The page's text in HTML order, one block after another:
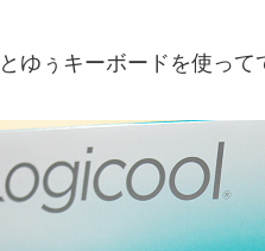
とゆぅキーボードを使って